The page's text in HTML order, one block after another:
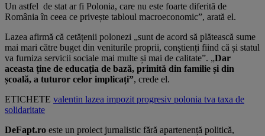
Un astfel de stat ar fi Polonia, care nu este foarte diferită de
România în ceea ce privește tabloul macroeconomic”, arată el.
Lazea afirmă că cetățenii polonezi „sunt de acord să plătească sume
mai mari către buget din veniturile proprii, conștienți fiind că și statul
va furniza servicii sociale mai multe și mai de calitate”. „Dar
aceasta ține de educația de bază, primită din familie și din
școală, a tuturor celor implicați”, crede el.
ETICHETE valentin lazea impozit progresiv polonia tva taxa de
solidaritate
DeFapt.ro este un proiect jurnalistic fără apartenență politică,